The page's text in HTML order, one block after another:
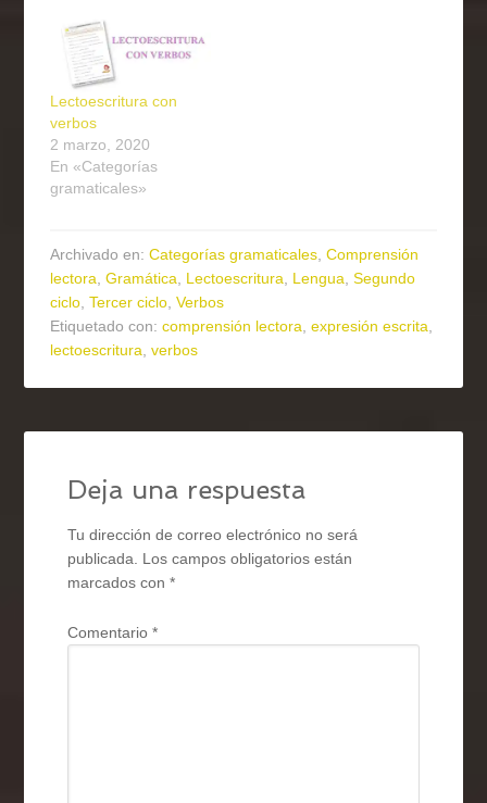
Lectoescritura con
verbos
2 marzo, 2020
En «Categorías
gramaticales»
Archivado en:Categorías gramaticales,Comprensión
lectora,Gramática, Lectoescritura, Lengua,Segundo
ciclo,Tercer ciclo,Verbos
Etiquetado con:comprensión lectora,expresión escrita,
lectoescritura,verbos
Deja una respuesta
Tu dirección de correo electrónico no será
publicada. Los campos obligatorios están
marcados con*
Comentario*